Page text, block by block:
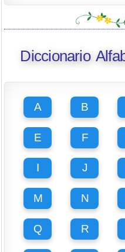
Diccionario
A B
E F
I J
M N
Q R